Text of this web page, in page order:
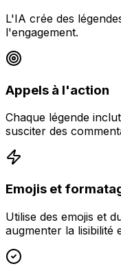
L'IA crée des
l'engagement.
Appels à l'action
Chaque légende
susciter des
Emojis et
Utilise des emojis et
augmenter la lisibilité